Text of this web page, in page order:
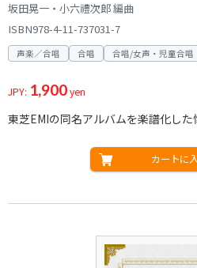
坂田晃一・小六禮次郎 編曲
ISBN978-4-11-737031-7
声楽／合唱 合唱 合唱/女声・児童合唱
JPY: 1,900yen
東芝EMIの同名アルバムを楽譜化した
カートに